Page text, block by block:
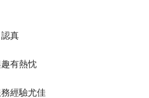
真
有熱忱
經驗尤佳